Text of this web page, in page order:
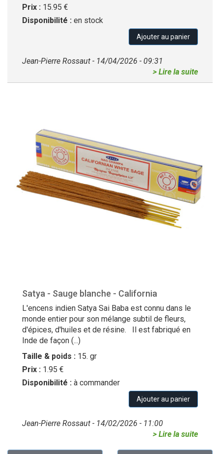
Prix : 15.95 €
Disponibilité : en stock
Ajouter au panier
Jean-Pierre Rossaut - 14/04/2026 - 09:31
> Lire la suite
Satya - Sauge blanche - California
L'encens indien Satya Sai Baba est connu dans le
monde entier pour son mélange subtil de fleurs,
d'épices, d'huiles et de résine. Il est fabriqué en
Inde de façon (...)
Taille & poids : 15. gr
Prix : 1.95 €
Disponibilité : à commander
Ajouter au panier
Jean-Pierre Rossaut - 14/02/2026 - 11:00
> Lire la suite